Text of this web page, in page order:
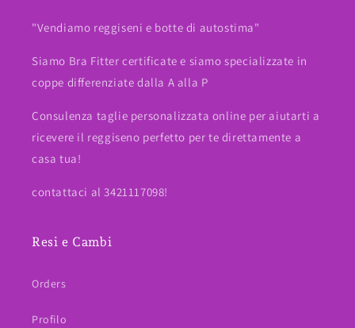
"Vendiamo reggiseni e botte di autostima"
Siamo Bra Fitter certificate e siamo specializzate in
coppe differenziate dalla A alla P
Consulenza taglie personalizzata online per aiutarti a
ricevere il reggiseno perfetto per te direttamente a
casa tua!
contattaci al 3421117098!
Resi e Cambi
Orders
Profilo